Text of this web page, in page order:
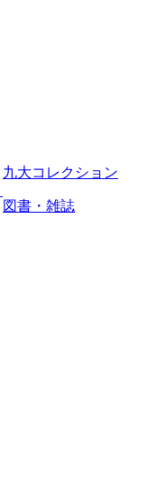
九大コレクション
図書・雑誌